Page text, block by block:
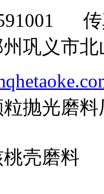
传
巩义市
抛光磨
壳磨料